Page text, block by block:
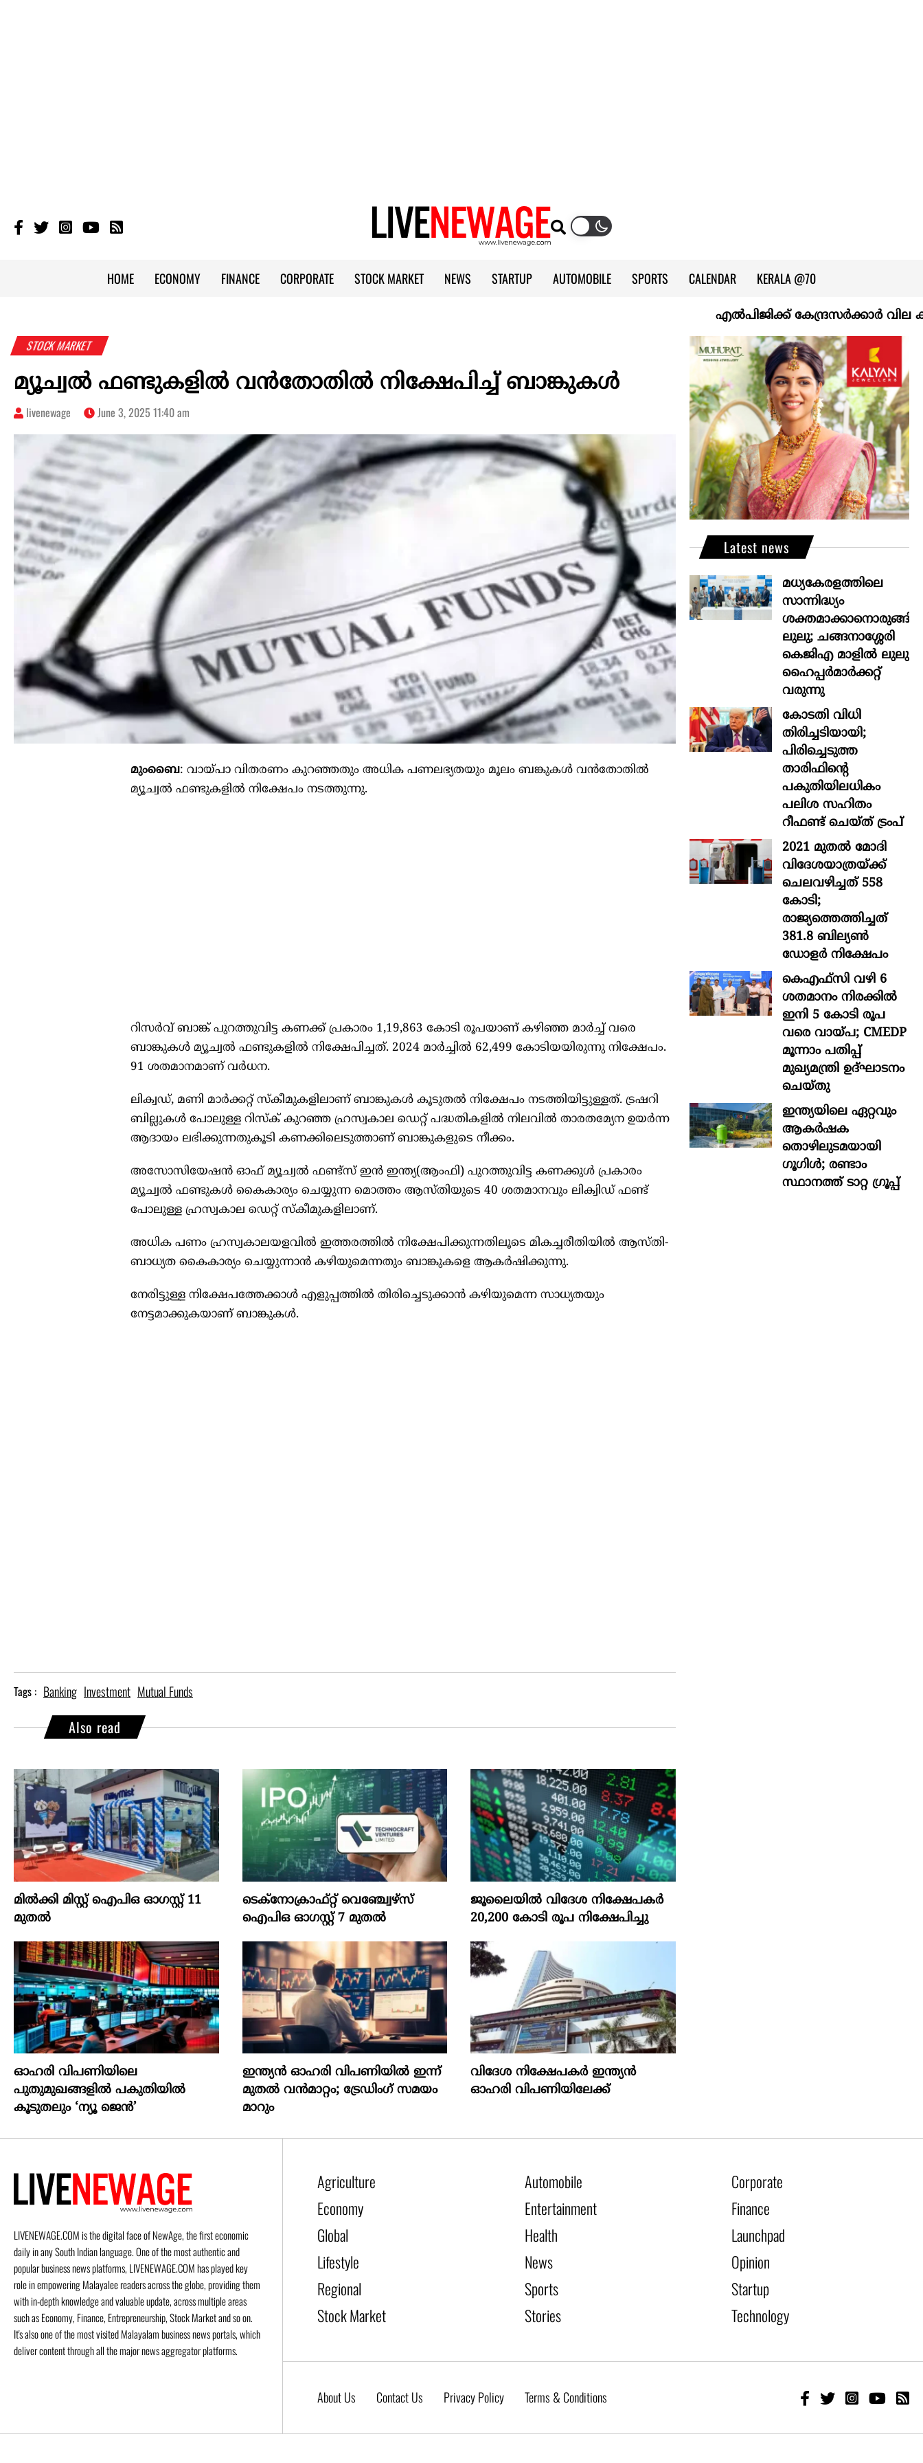
HOME ECONOMY FINANCE CORPORATE STOCK MARKET NEWS STARTUP AUTOMOBILE SPORTS CALENDAR KERALA @70
എല്‍പിജിക്ക് കേന്ദ്രസർക്കാർ വില
STOCK MARKET
മ്യൂച്വല്‍ ഫണ്ടുകളില്‍ വന്‍തോതില്‍ നിക്ഷേപിച്ച് ബാങ്കുകള്‍
livenewage June 3, 2025 11:40 am
മുംബൈ: വായ്പാ വിതരണം കുറഞ്ഞതും അധിക പണലഭ്യതയും മൂലം ബങ്കുകള്‍ വൻതോതില്‍
മ്യൂച്വല്‍ ഫണ്ടുകളില്‍ നിക്ഷേപം നടത്തുന്നു.
റിസർവ് ബാങ്ക് പുറത്തുവിട്ട കണക്ക് പ്രകാരം 1,19,863 കോടി രൂപയാണ് കഴിഞ്ഞ മാർച്ച്‌ വരെ
ബാങ്കുകള്‍ മ്യൂച്വല്‍ ഫണ്ടുകളില്‍ നിക്ഷേപിച്ചത്. 2024 മാർച്ചില്‍ 62,499 കോടിയയിരുന്നു നിക്ഷേപം.
91 ശതമാനമാണ് വർധന.
ലിക്വഡ്, മണി മാർക്കറ്റ് സ്കീമുകളിലാണ് ബാങ്കുകള്‍ കൂടുതല്‍ നിക്ഷേപം നടത്തിയിട്ടുള്ളത്. ട്രഷറി
ബില്ലുകള്‍ പോലുള്ള റിസ്ക് കുറഞ്ഞ ഹ്രസ്വകാല ഡെറ്റ് പദ്ധതികളില്‍ നിലവില്‍ താരതമ്യേന ഉയർന്ന
ആദായം ലഭിക്കുന്നതുകൂടി കണക്കിലെടുത്താണ് ബാങ്കുകളുടെ നീക്കം.
അസോസിയേഷൻ ഓഫ് മ്യൂച്വല്‍ ഫണ്ട്സ് ഇൻ ഇന്ത്യ(ആംഫി) പുറത്തുവിട്ട കണക്കുള്‍ പ്രകാരം
മ്യൂച്വല്‍ ഫണ്ടുകള്‍ കൈകാര്യം ചെയ്യുന്ന മൊത്തം ആസ്തിയുടെ 40 ശതമാനവും ലിക്വിഡ് ഫണ്ട്
പോലുള്ള ഹ്രസ്വകാല ഡെറ്റ് സ്കീമുകളിലാണ്.
അധിക പണം ഹ്രസ്വകാലയളവില്‍ ഇത്തരത്തില്‍ നിക്ഷേപിക്കുന്നതിലൂടെ മികച്ചരീതിയില്‍ ആസ്തി-
ബാധ്യത കൈകാര്യം ചെയ്യുന്നാൻ കഴിയുമെന്നതും ബാങ്കുകളെ ആകർഷിക്കുന്നു.
നേരിട്ടുള്ള നിക്ഷേപത്തേക്കാള്‍ എളുപ്പത്തില്‍ തിരിച്ചെടുക്കാൻ കഴിയുമെന്ന സാധ്യതയും
നേട്ടമാക്കുകയാണ് ബാങ്കുകള്‍.
Tags : Banking Investment Mutual Funds
Also read
മില്‍ക്കി മിസ്റ്റ്‌ ഐപിഒ ഓഗസ്റ്റ്‌ 11
മുതല്‍
ടെക്‌നോക്രാഫ്‌റ്റ്‌ വെഞ്ച്വേഴ്‌സ്‌
ഐപിഒ ഓഗസ്റ്റ്‌ 7 മുതല്‍
ജൂലൈയില്‍ വിദേശ നിക്ഷേപകര്‍
20,200 കോടി രൂപ നിക്ഷേപിച്ചു
ഓഹരി വിപണിയിലെ
പുതുമുഖങ്ങളിൽ പകുതിയിൽ
കൂടുതലും ‘ന്യൂ ജെൻ’
ഇന്ത്യൻ ഓഹരി വിപണിയിൽ ഇന്ന്
മുതൽ വൻമാറ്റം; ട്രേഡിംഗ് സമയം
മാറും
വിദേശ നിക്ഷേപകര്‍ ഇന്ത്യൻ
ഓഹരി വിപണിയിലേക്ക്
Latest news
മധ്യകേരളത്തിലെ
സാന്നിദ്ധ്യം
ശക്തമാക്കാനൊരുങ്ങി
ലുലു; ചങ്ങനാശ്ശേരി
കെജിഎ മാളിൽ ലുലു
ഹൈപ്പർമാർക്കറ്റ്
വരുന്നു
കോടതി വിധി
തിരിച്ചടിയായി;
പിരിച്ചെടുത്ത
താരിഫിന്‍റെ
പകുതിയിലധികം
പലിശ സഹിതം
റീഫണ്ട് ചെയ്ത് ട്രംപ്
2021 മുതൽ മോദി
വിദേശയാത്രയ്ക്ക്
ചെലവഴിച്ചത് 558
കോടി;
രാജ്യത്തെത്തിച്ചത്
381.8 ബില്യൺ
ഡോളർ നിക്ഷേപം
കെഎഫ്സി വഴി 6
ശതമാനം നിരക്കിൽ
ഇനി 5 കോടി രൂപ
വരെ വായ്പ; CMEDP
മൂന്നാം പതിപ്പ്
മുഖ്യമന്ത്രി ഉദ്ഘാടനം
ചെയ്തു
ഇന്ത്യയിലെ ഏറ്റവും
ആകര്‍ഷക
തൊഴിലുടമയായി
ഗൂഗിള്‍; രണ്ടാം
സ്ഥാനത്ത് ടാറ്റ ഗ്രൂപ്പ്
LIVENEWAGE.COM is the digital face of NewAge, the first economic
daily in any South Indian language. One of the most authentic and
popular business news platforms, LIVENEWAGE.COM has played key
role in empowering Malayalee readers across the globe, providing them
with in-depth knowledge and valuable update, across multiple areas
such as Economy, Finance, Entrepreneurship, Stock Market and so on.
It's also one of the most visited Malayalam business news portals, which
deliver content through all the major news aggregator platforms.
Agriculture Automobile
Corporate
Economy
Entertainment
Finance
Global
Health
Launchpad
Lifestyle
News
Opinion
Regional
Sports
Startup
Stock Market
Stories Technology
About Us Contact Us Privacy Policy Terms & Conditions